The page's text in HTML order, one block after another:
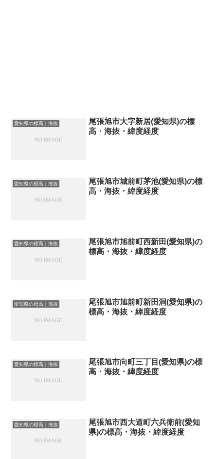
愛知県の標高｜海抜
尾張旭市大字新居(愛知県)の標
高・海抜・緯度経度
愛知県の標高｜海抜
尾張旭市城前町茅池(愛知県)の標
高・海抜・緯度経度
愛知県の標高｜海抜
尾張旭市旭前町西新田(愛知県)の
標高・海抜・緯度経度
愛知県の標高｜海抜
尾張旭市旭前町新田洞(愛知県)の
標高・海抜・緯度経度
愛知県の標高｜海抜
尾張旭市向町三丁目(愛知県)の標
高・海抜・緯度経度
愛知県の標高｜海抜
尾張旭市西大道町六兵衛前(愛知
県)の標高・海抜・緯度経度